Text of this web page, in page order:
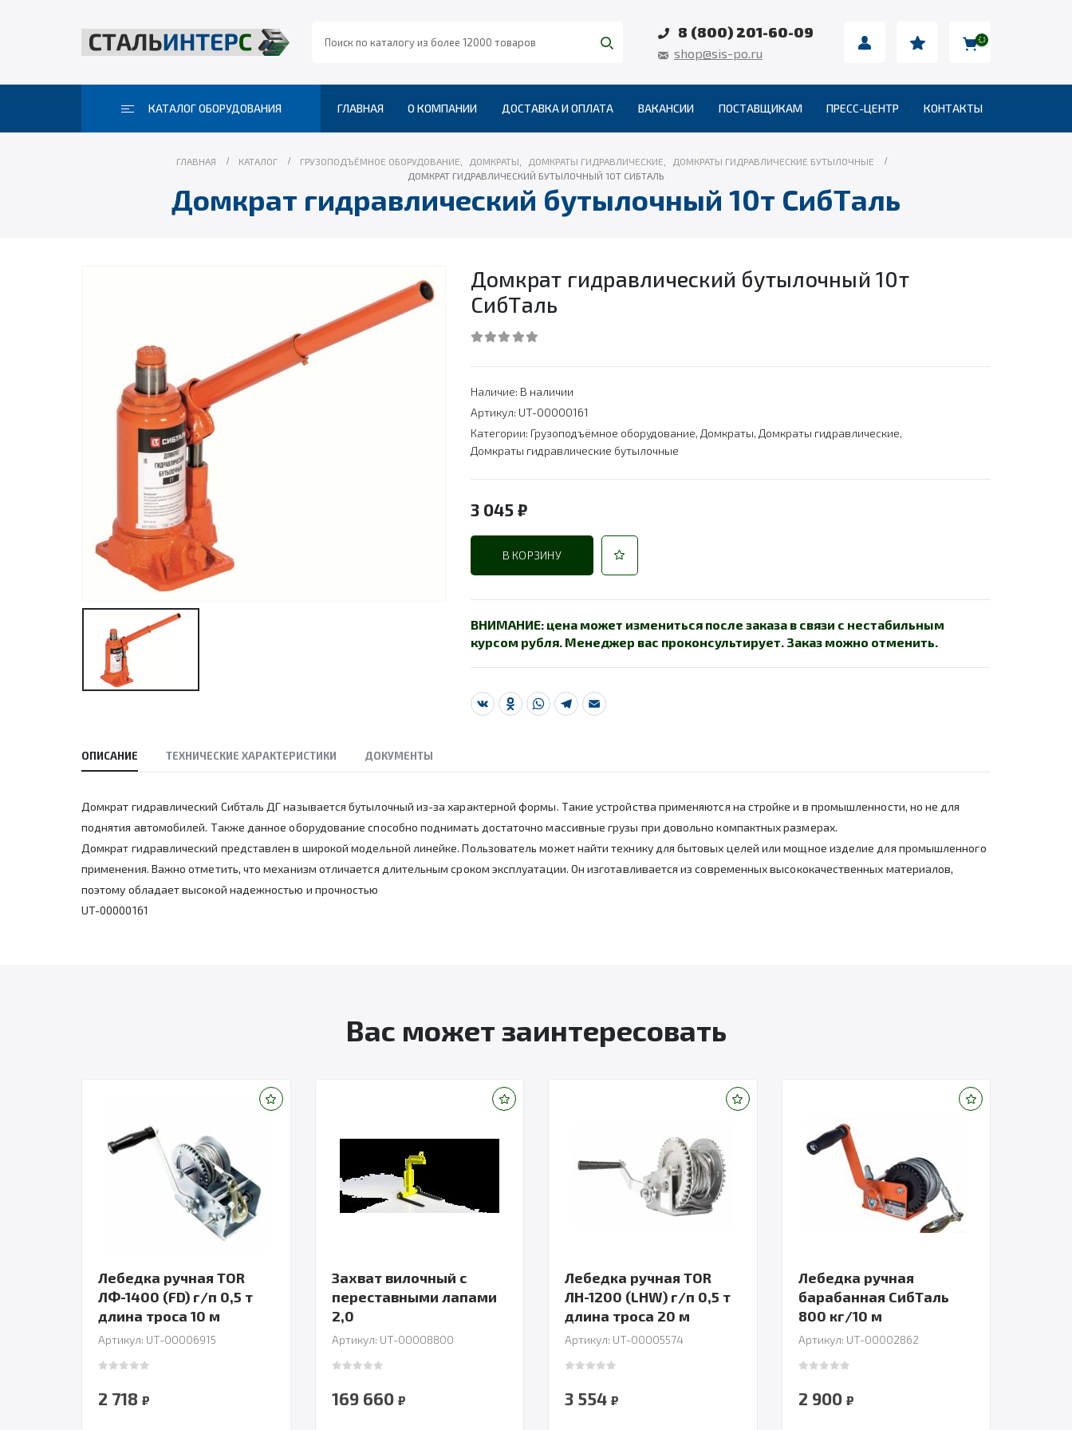
8 (800) 201-60-09
shop@sis-po.ru
КАТАЛОГ ОБОРУДОВАНИЯ ГЛАВНАЯ О КОМПАНИИ ДОСТАВКА И ОПЛАТА ВАКАНСИИ ПОСТАВЩИКАМ ПРЕСС-ЦЕНТР КОНТАКТЫ
ГЛАВНАЯ КАТАЛОГ ГРУЗОПОДЪЁМНОЕ ОБОРУДОВАНИЕ ДОМКРАТЫ ДОМКРАТЫ ГИДРАВЛИЧЕСКИЕ
ДОМКРАТЫ ГИДРАВЛИЧЕСКИЕ БУТЫЛОЧНЫЕ
ДОМКРАТ ГИДРАВЛИЧЕСКИЙ БУТЫЛОЧНЫЙ 10Т СИБТАЛЬ
Домкрат гидравлический бутылочный 10т СибТаль
Домкрат гидравлический бутылочный 10т
СибТаль
Наличие: В наличии
Артикул: UT-00000161
Категории: Грузоподъёмное оборудование, Домкраты, Домкраты гидравлические,
Домкраты гидравлические бутылочные
3 045 ₽
В КОРЗИНУ
ВНИМАНИЕ: цена может измениться после заказа в связи с нестабильным
курсом рубля. Менеджер вас проконсультирует. Заказ можно отменить.
VK Odnoklassniki
WhatsApp
Telegram
Email
ОПИСАНИЕ ТЕХНИЧЕСКИЕ ХАРАКТЕРИСТИКИ ДОКУМЕНТЫ
Домкрат гидравлический Сибталь ДГ называется бутылочный из-за характерной формы. Такие устройства применяются на стройке и в промышленности, но не для
поднятия автомобилей. Также данное оборудование способно поднимать достаточно массивные грузы при довольно компактных размерах.
Домкрат гидравлический представлен в широкой модельной линейке. Пользователь может найти технику для бытовых целей или мощное изделие для промышленного
применения. Важно отметить, что механизм отличается длительным сроком эксплуатации. Он изготавливается из современных высококачественных материалов,
поэтому обладает высокой надежностью и прочностью
UT-00000161
Вас может заинтересовать
Лебедка ручная TOR
ЛФ-1400 (FD) г/п 0,5 т
длина троса 10 м
Артикул: UT-00006915
2 718 ₽
Захват вилочный с
переставными лапами
2,0
Артикул: UT-00008800
169 660 ₽
Лебедка ручная TOR
ЛН-1200 (LHW) г/п 0,5 т
длина троса 20 м
Артикул: UT-00005574
3 554 ₽
Лебедка ручная
барабанная СибТаль
800 кг/10 м
Артикул: UT-00002862
2 900 ₽